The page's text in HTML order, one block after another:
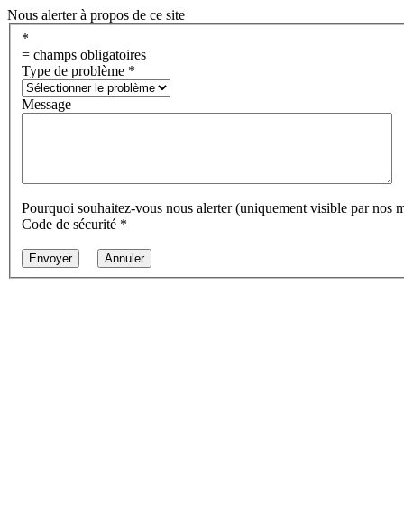
Nous alerter à propos de ce site
*
= champs obligatoires
Type de problème *
Message
Pourquoi souhaitez-vous nous alerter (uniquement visible par nos
Code de sécurité *